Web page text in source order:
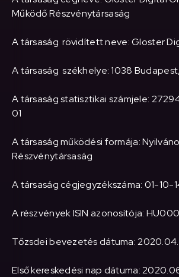
Működő Részvénytársaság
A társaság rövidített neve: Gloster
A társaság székhelye: 1038 Budapest,
A társaság statisztikai számjele:
01
A társaság működési formája:
Részvénytársaság
A társaság cégjegyzékszáma: 01-10-
A részvények ISIN azonosítója:
Tőzsdei bevezetés dátuma:
Első kereskedési nap dátuma: